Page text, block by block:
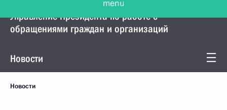
Управление Президента по работе с
обращениями граждан и организаций
Новости
Новости